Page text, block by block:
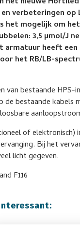
verbeteringen
het mogelijk om
3,5 µmol/J
armatuur heeft een
het RB/LB-
bestaande HPS-
bestaande kabels
of
Bij het
licht gegeven.
F116